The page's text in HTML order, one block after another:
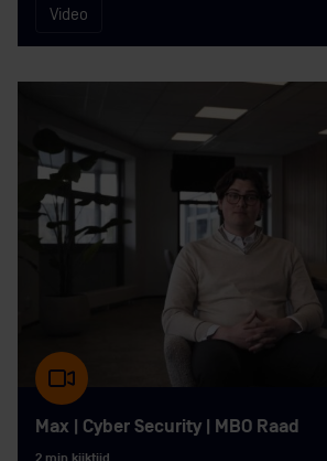
Video
Max | Cyber Security | MBO Raad